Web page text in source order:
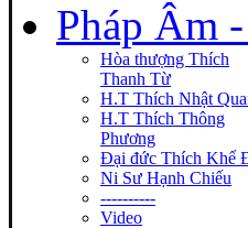
Pháp Âm
Hòa thượng Thích
Thanh Từ
H.T Thích Nhật
H.T Thích Thông
Phương
Đại đức Thích Khế
Ni Sư Hạnh Chiếu
----------
Video